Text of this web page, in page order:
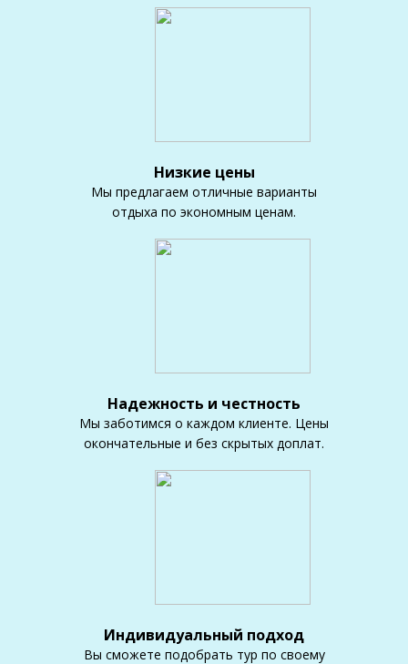
Низкие цены
Мы предлагаем отличные варианты
отдыха по экономным ценам.
Надежность и честность
Мы заботимся о каждом клиенте. Цены
окончательные и без скрытых доплат.
Индивидуальный подход
Вы сможете подобрать тур по своему